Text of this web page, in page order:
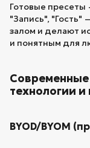
Готовые пресеты
"Запись", "Гость"
залом и делают
и понятным для
технологии
BYOD/BYOM